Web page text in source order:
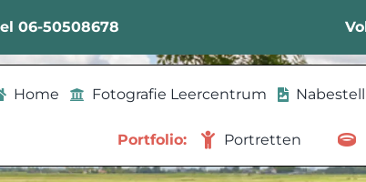
06-50508678
Home Fotografie Leercentrum
Portfolio: Portretten